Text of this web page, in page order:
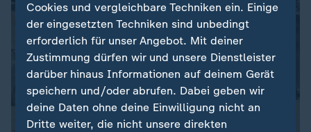
Cookies und vergleichbare Techniken ein. Einige
der eingesetzten Techniken sind unbedingt
erforderlich für unser Angebot. Mit deiner
Zustimmung dürfen wir und unsere Dienstleister
darüber hinaus Informationen auf deinem Gerät
speichern und/oder abrufen. Dabei geben wir
deine Daten ohne deine Einwilligung nicht an
Dritte weiter, die nicht unsere direkten